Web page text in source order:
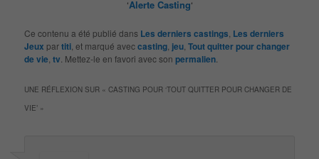
‘Alerte Casting‘
Ce contenu a été publié dans Les derniers castings Les derniers
Jeux partiti , et marqué aveccasting jeu ,Tout quitter pour changer
de vie ,tv . Mettez-le en favori avec sonpermalien
UNE RÉFLEXION SUR «CASTING POUR ‘TOUT QUITTER POUR CHANGER DE
VIE’ »